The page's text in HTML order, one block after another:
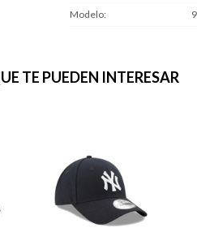
Modelo
TE PUEDEN INTERESAR